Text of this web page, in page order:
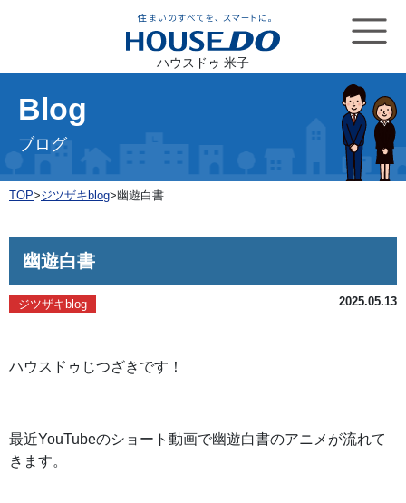
ハウスドゥ 米子
Blog
ブログ
TOP>ジツザキblog>幽遊白書
幽遊白書
ジツザキblog 2025.05.13
ハウスドゥじつざきです！
最近YouTubeのショート動画で幽遊白書のアニメが流れて
きます。